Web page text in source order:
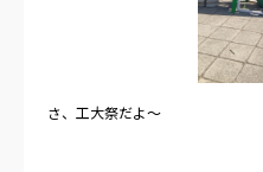
さ、工大祭だよ～